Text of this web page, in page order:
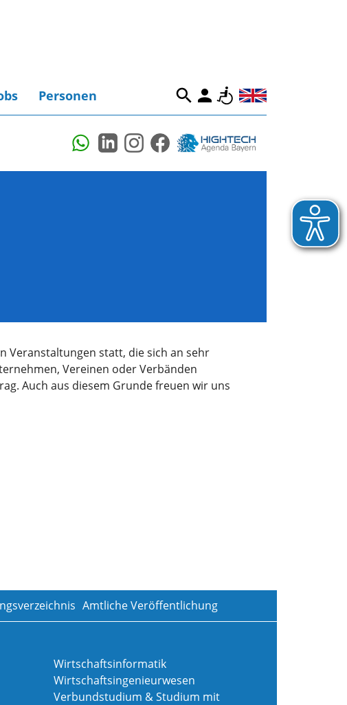
Personen
Veranstaltungen statt, die sich an sehr
Vereinen oder Verbänden
Auch aus diesem Grunde freuen wir uns
Amtliche Veröffentlichung
Wirtschaftsinformatik
Wirtschaftsingenieurwesen
Verbundstudium & Studium mit